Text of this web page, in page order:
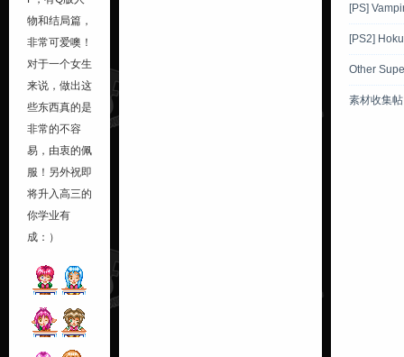
物和结局篇，
非常可爱噢！
对于一个女生
来说，做出这
些东西真的是
非常的不容
易，由衷的佩
服！另外祝即
将升入高三的
你学业有
成：）
[PS]
[PS2]
Other
素材收集帖